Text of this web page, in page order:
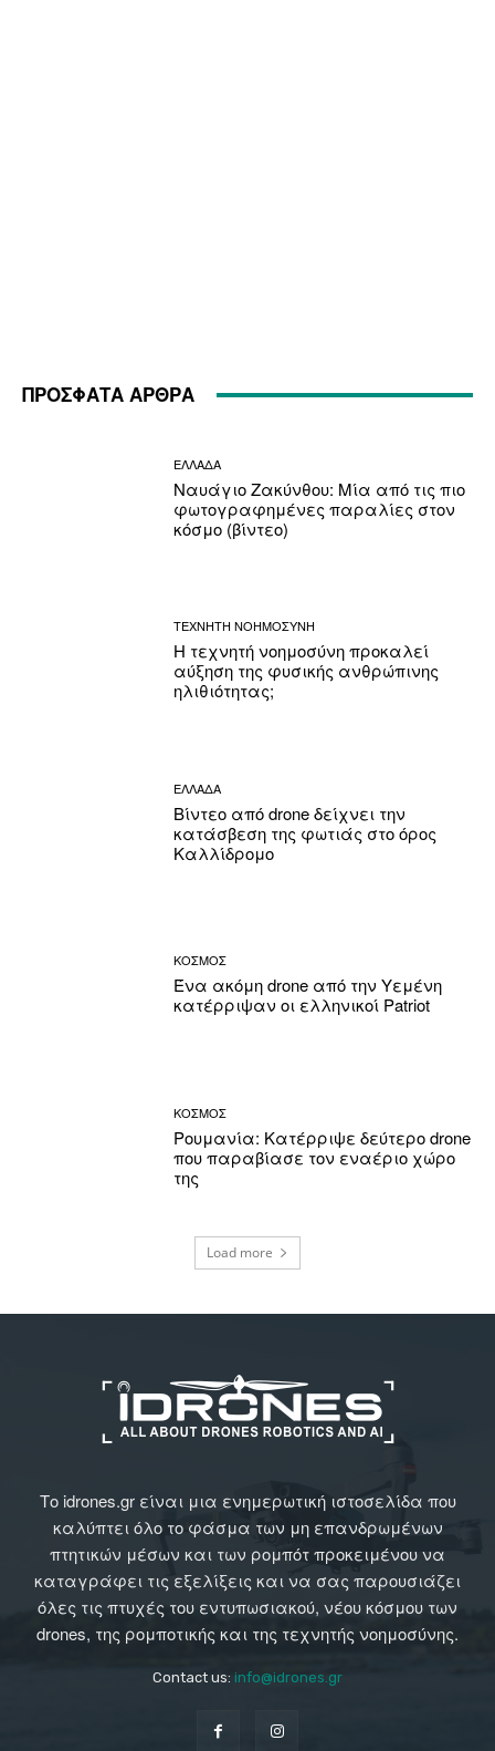
ΠΡΟΣΦΑΤΑ ΑΡΘΡΑ
ΕΛΛΑΔΑ
Ναυάγιο Ζακύνθου: Μία από τις πιο
φωτογραφημένες παραλίες στον
κόσμο (βίντεο)
ΤΕΧΝΗΤΗ ΝΟΗΜΟΣΥΝΗ
Η τεχνητή νοημοσύνη προκαλεί
αύξηση της φυσικής ανθρώπινης
ηλιθιότητας;
ΕΛΛΑΔΑ
Βίντεο από drone δείχνει την
κατάσβεση της φωτιάς στο όρος
Καλλίδρομο
ΚΟΣΜΟΣ
Ένα ακόμη drone από την Υεμένη
κατέρριψαν οι ελληνικοί Patriot
ΚΟΣΜΟΣ
Ρουμανία: Κατέρριψε δεύτερο drone
που παραβίασε τον εναέριο χώρο
της
Load more
Το idrones.gr είναι μια ενημερωτική ιστοσελίδα που
καλύπτει όλο το φάσμα των μη επανδρωμένων
πτητικών μέσων και των ρομπότ προκειμένου να
καταγράφει τις εξελίξεις και να σας παρουσιάζει
όλες τις πτυχές του εντυπωσιακού, νέου κόσμου των
drones, της ρομποτικής και της τεχνητής νοημοσύνης.
Contact us: info@idrones.gr